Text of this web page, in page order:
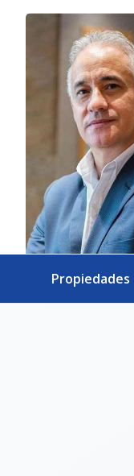
Propiedades
Página no encontrada